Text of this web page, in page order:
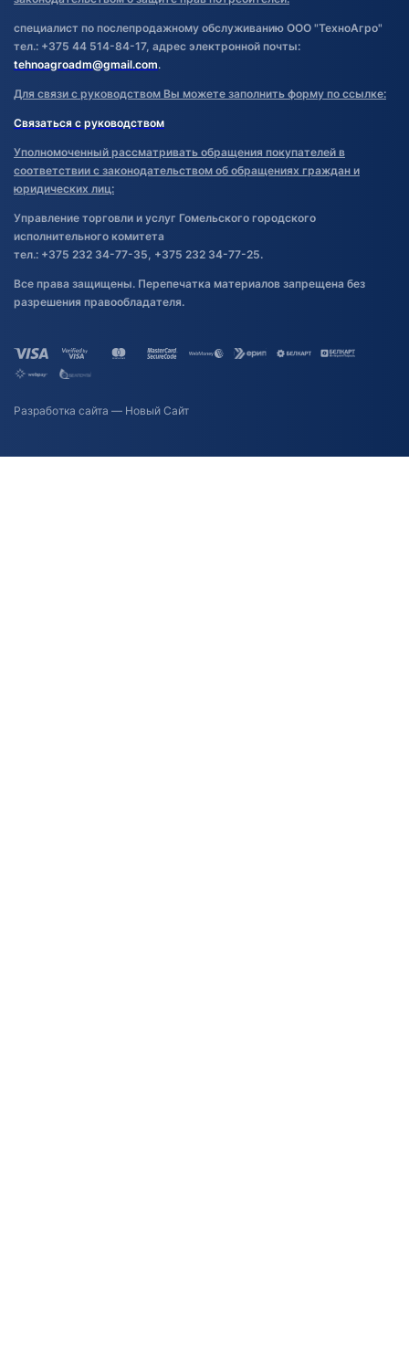
специалист по послепродажному обслуживанию ООО "ТехноАгро"
тел.: +375 44 514-84-17, адрес электронной почты:
tehnoagroadm@gmail.com.
Для связи с руководством Вы можете заполнить форму по ссылке:
Связаться с руководством
Уполномоченный рассматривать обращения покупателей в
соответствии с законодательством об обращениях граждан и
юридических лиц:
Управление торговли и услуг Гомельского городского
исполнительного комитета
тел.: +375 232 34-77-35, +375 232 34-77-25.
Все права защищены. Перепечатка материалов запрещена без
разрешения правообладателя.
Разработка сайта — Новый Сайт